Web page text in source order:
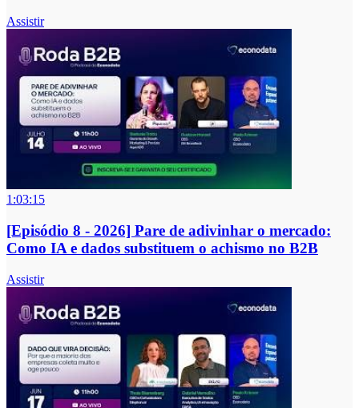
Assistir
1:03:15
[Episódio 8 - 2026] Pare de adivinhar o mercado:
Como IA e dados substituem o achismo no B2B
Assistir